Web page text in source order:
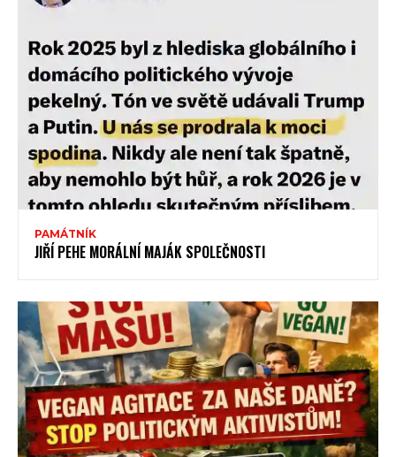
PAMÁTNÍK
JIŘÍ PEHE MORÁLNÍ MAJÁK SPOLEČNOSTI